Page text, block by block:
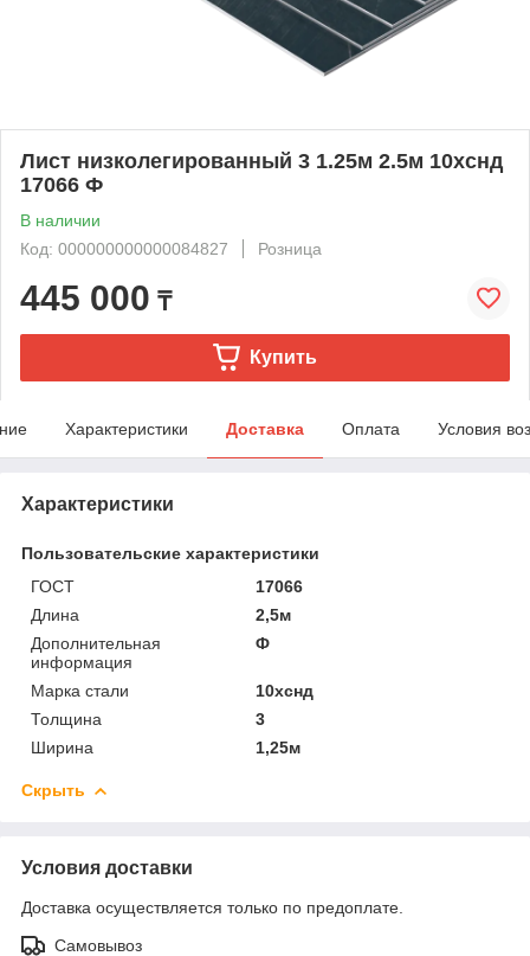
Лист низколегированный 3 1.25м 2.5м 10хснд
17066 Ф
В наличии
Код: 000000000000084827
Розница
445 000 ₸
Купить
Характеристики Доставка Оплата Условия
Характеристики
Пользовательские характеристики
ГОСТ
17066
Длина
2,5м
Дополнительная
информация
Ф
Марка стали
10хснд
Толщина
3
Ширина
1,25м
Скрыть
Условия доставки
Доставка осуществляется только по предоплате.
Самовывоз